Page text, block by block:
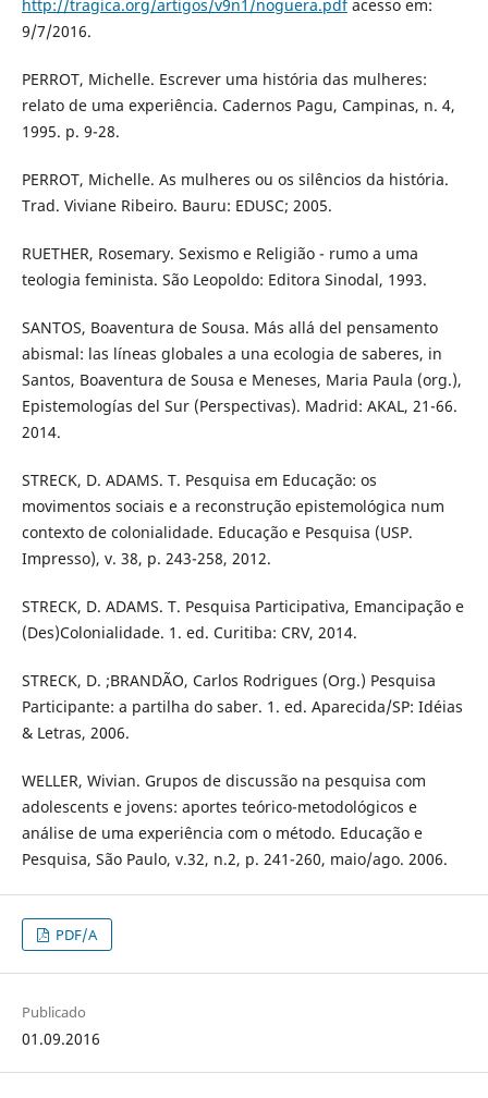
http://tragica.org/artigos/v9n1/noguera.pdfacesso em:
9/7/2016.
PERROT, Michelle. Escrever uma história das mulheres:
relato de uma experiência. Cadernos Pagu, Campinas, n. 4,
1995. p. 9-28.
PERROT, Michelle. As mulheres ou os silêncios da história.
Trad. Viviane Ribeiro. Bauru: EDUSC; 2005.
RUETHER, Rosemary. Sexismo e Religião - rumo a uma
teologia feminista. São Leopoldo: Editora Sinodal, 1993.
SANTOS, Boaventura de Sousa. Más allá del pensamento
abismal: las líneas globales a una ecologia de saberes, in
Santos, Boaventura de Sousa e Meneses, Maria Paula (org.),
Epistemologías del Sur (Perspectivas). Madrid: AKAL, 21-66.
2014.
STRECK, D. ADAMS. T. Pesquisa em Educação: os
movimentos sociais e a reconstrução epistemológica num
contexto de colonialidade. Educação e Pesquisa (USP.
Impresso), v. 38, p. 243-258, 2012.
STRECK, D. ADAMS. T. Pesquisa Participativa, Emancipação e
(Des)Colonialidade. 1. ed. Curitiba: CRV, 2014.
STRECK, D. ;BRANDÃO, Carlos Rodrigues (Org.) Pesquisa
Participante: a partilha do saber. 1. ed. Aparecida/SP: Idéias
& Letras, 2006.
WELLER, Wivian. Grupos de discussão na pesquisa com
adolescents e jovens: aportes teórico-metodológicos e
análise de uma experiência com o método. Educação e
Pesquisa, São Paulo, v.32, n.2, p. 241-260, maio/ago. 2006.
PDF/A
Publicado
01.09.2016